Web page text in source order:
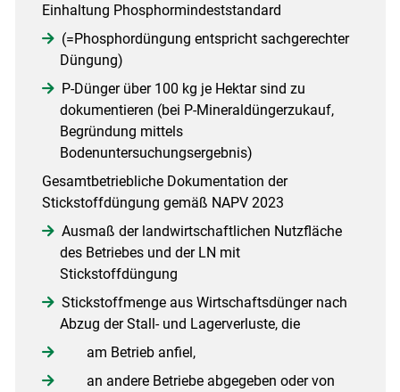
Skip to main content
Einhaltung Phosphormindeststandard
(=Phosphordüngung entspricht sachgerechter
Düngung)
P-Dünger über 100 kg je Hektar sind zu
dokumentieren (bei P-Mineraldüngerzukauf,
Begründung mittels
Bodenuntersuchungsergebnis)
Gesamtbetriebliche Dokumentation der
Stickstoffdüngung gemäß NAPV 2023
Ausmaß der landwirtschaftlichen Nutzfläche
des Betriebes und der LN mit
Stickstoffdüngung
Stickstoffmenge aus Wirtschaftsdünger nach
Abzug der Stall- und Lagerverluste, die
am Betrieb anfiel,
an andere Betriebe abgegeben oder von